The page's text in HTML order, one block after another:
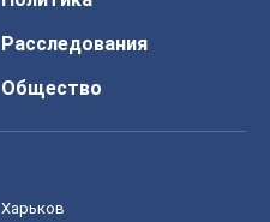
Расследования
Общество
Харьков